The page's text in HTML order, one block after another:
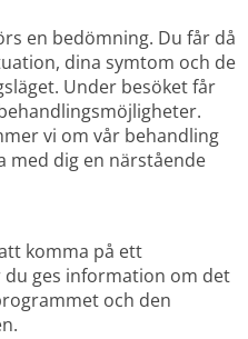
en bedömning. Du får då
dina symtom och de
Under besöket får
vi om vår behandling
med dig en närstående
komma på ett
ges information om det
och den